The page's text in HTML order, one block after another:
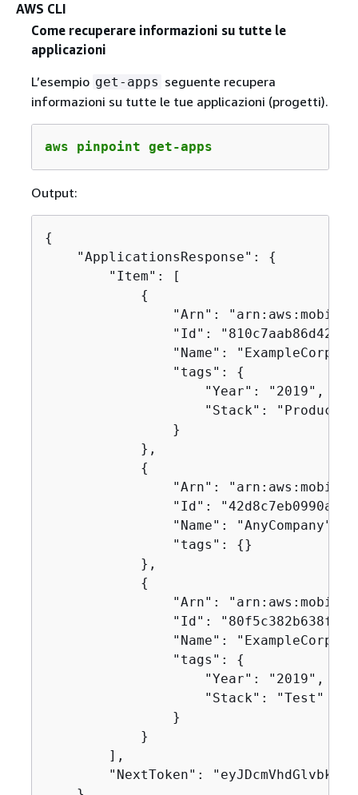
AWS CLI
Come recuperare informazioni su tutte le
applicazioni
L’esempio get-apps seguente recupera
informazioni su tutte le tue applicazioni (progetti).
aws pinpoint get-apps
Output:
{
    "ApplicationsResponse":
{
        "Item": [
{
"Arn":
"Id":
                "Name": "ExampleCorp",
                "tags":
{
                    "Year": "2019",
"Stack":
                }
            },
{
"Arn":
"Id":
                "Name": "AnyCompany",
                "tags":
{}
            },
{
"Arn":
"Id":
"Name":
                "tags":
{
                    "Year": "2019",
                    "Stack": "Test"
                }
            }
        ],
"NextToken":